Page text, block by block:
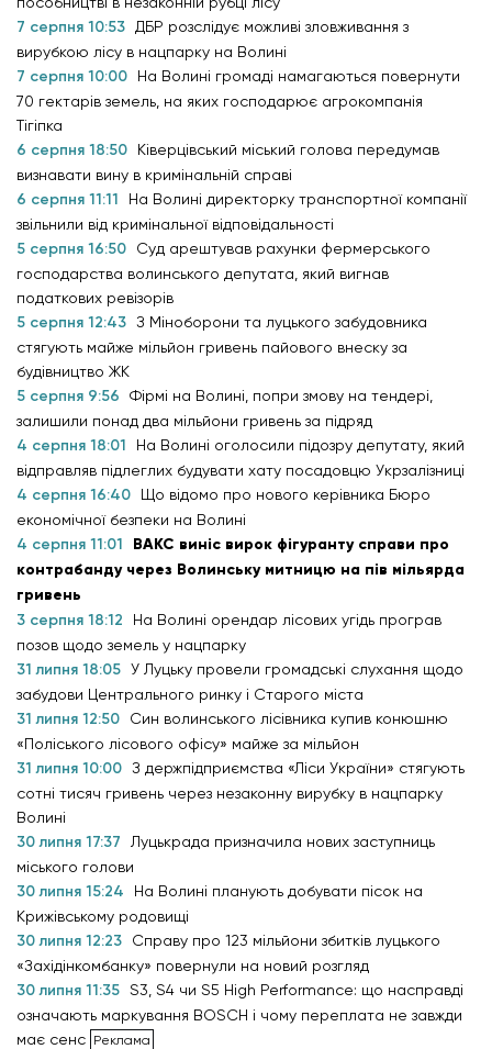
7 серпня 10:53
ДБР розслідує можливі зловживання з
вирубкою лісу в нацпарку на Волині
7 серпня 10:00
На Волині громаді намагаються повернути
70 гектарів земель, на яких господарює агрокомпанія
Тігіпка
6 серпня 18:50
Ківерцівський міський голова передумав
визнавати вину в кримінальній справі
6 серпня 11:11
На Волині директорку транспортної компанії
звільнили від кримінальної відповідальності
5 серпня 16:50
Суд арештував рахунки фермерського
господарства волинського депутата, який вигнав
податкових ревізорів
5 серпня 12:43 З Міноборони та луцького забудовника
стягують майже мільйон гривень пайового внеску за
будівництво ЖК
5 серпня 9:56
Фірмі на Волині, попри змову на тендері,
залишили понад два мільйони гривень за підряд
4 серпня 18:01
На Волині оголосили підозру депутату, який
відправляв підлеглих будувати хату посадовцю Укрзалізниці
4 серпня 16:40
Що відомо про нового керівника Бюро
економічної безпеки на Волині
4 серпня 11:01
ВАКС виніс вирок фігуранту справи про
контрабанду через Волинську митницю на пів мільярда
гривень
3 серпня 18:12
На Волині орендар лісових угідь програв
позов щодо земель у нацпарку
31 липня 18:05 У Луцьку провели громадські слухання щодо
забудови Центрального ринку і Старого міста
31 липня 12:50
Син волинського лісівника купив конюшню
«Поліського лісового офісу» майже за мільйон
31 липня 10:00 З держпідприємства «Ліси України» стягують
сотні тисяч гривень через незаконну вирубку в нацпарку
Волині
30 липня 17:37
Луцькрада призначила нових заступниць
міського голови
30 липня 15:24
На Волині планують добувати пісок на
Крижівському родовищі
30 липня 12:23
Справу про 123 мільйони збитків луцького
«Західінкомбанку» повернули на новий розгляд
30 липня 11:35 S3, S4 чи S5 High Performance: що насправді
означають маркування BOSCH і чому переплата не завжди
має сенс